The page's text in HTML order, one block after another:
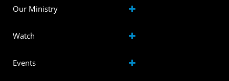
Our Ministry
Watch
Events